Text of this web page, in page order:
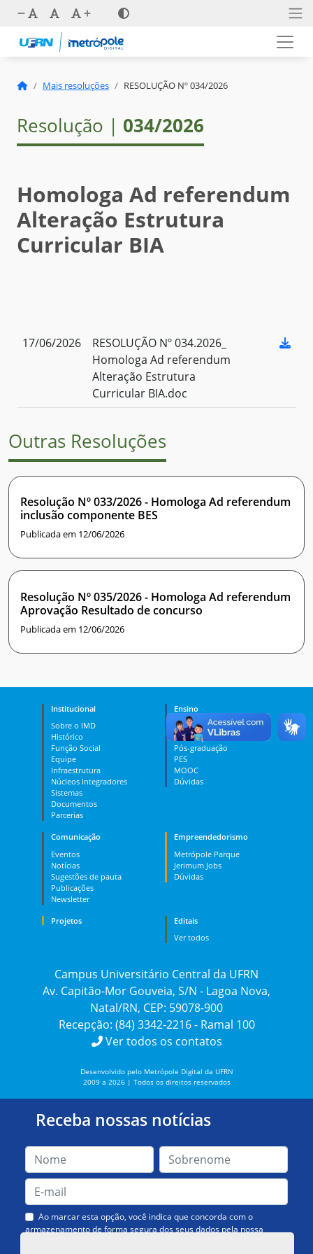
Mais resoluções RESOLUÇÃO Nº 034/2026
Resolução | 034/2026
Homologa Ad referendum
Alteração Estrutura
Curricular BIA
17/06/2026
RESOLUÇÃO Nº 034.2026_
Homologa Ad referendum
Alteração Estrutura
Curricular BIA.doc
Outras Resoluções
Resolução Nº 033/2026 - Homologa Ad referendum
inclusão componente BES
Publicada em 12/06/2026
Resolução Nº 035/2026 - Homologa Ad referendum
Aprovação Resultado de concurso
Publicada em 12/06/2026
Institucional
Sobre o IMD
Histórico
Função Social
Equipe
Infraestrutura
Núcleos Integradores
Sistemas
Documentos
Parcerias
Ensino
Curso Técnico
Graduação
Pós-graduação
PES
MOOC
Dúvidas
Comunicação
Eventos
Notícias
Sugestões de pauta
Publicações
Newsletter
Empreendedorismo
Metrópole Parque
Jerimum Jobs
Dúvidas
Projetos
Editais
Ver todos
Campus Universitário Central da UFRN
Av. Capitão-Mor Gouveia, S/N - Lagoa Nova,
Natal/RN, CEP: 59078-900
Recepção: (84) 3342-2216 - Ramal 100
Ver todos os contatos
Desenvolvido pelo Metrópole Digital da UFRN
2009 a 2026 | Todos os direitos reservados
Receba nossas notícias
Ao marcar esta opção, você indica que concorda com o
armazenamento de forma segura dos seus dados pela nossa